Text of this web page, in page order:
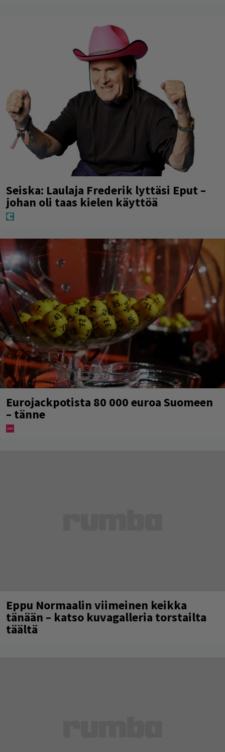
Seiska: Laulaja Frederik lyttäsi Eput –
johan oli taas kielen käyttöä
Eurojackpotista 80 000 euroa Suomeen
– tänne
Eppu Normaalin viimeinen keikka
tänään – katso kuvagalleria torstailta
täältä